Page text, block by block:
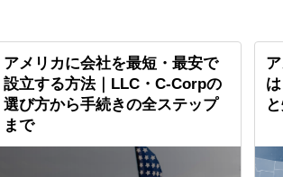
アメリカに会社を最短・最安で
設立する方法｜LLC・C-Corpの
選び方から手続きの全ステップ
まで